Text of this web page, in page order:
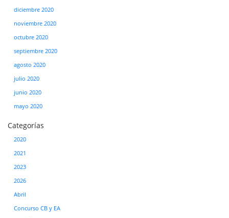
diciembre 2020
noviembre 2020
octubre 2020
septiembre 2020
agosto 2020
julio 2020
junio 2020
mayo 2020
Categorías
2020
2021
2023
2026
Abril
Concurso CB y EA